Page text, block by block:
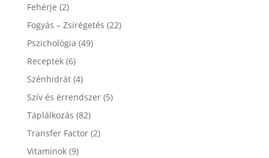
Fehérje (2)
Fogyás – Zsírégetés (22)
Pszichológia (49)
Receptek(6)
Szénhidrát(4)
Szív és érrendszer(5)
Táplálkozás (82)
Transfer Factor(2)
Vitaminok(9)